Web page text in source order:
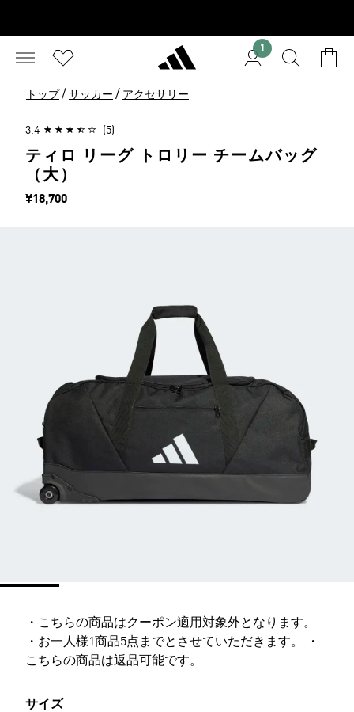
1
トップ / サッカー / アクセサリー
3.4 (5)
ティロ リーグ トロリー チームバッグ
（大）
価格
¥18,700
・こちらの商品はクーポン適用対象外となります。
・お一人様1商品5点までとさせていただきます。 ・
こちらの商品は返品可能です。
サイズ